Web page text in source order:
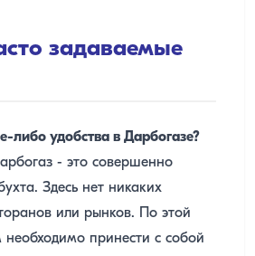
задаваемые
либо удобства в Дарбогазе?
- это совершенно
Здесь нет никаких
или рынков. По этой
необходимо принести с собой